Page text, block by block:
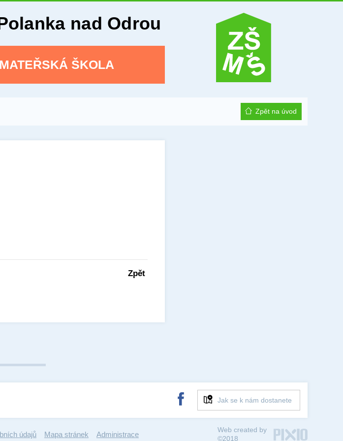
nad Odrou
MATEŘSKÁ ŠKOLA
Zpět na úvod
Zpět
Jak se k nám dostanete
údajů Mapa stránek Administrace
Web created by
©2018